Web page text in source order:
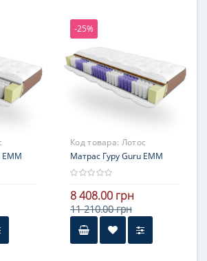
ЕММ
-25%
Код товара: Лотос
Матрас Гуру Guru ЕММ
8 408.00 грн
11 210.00 грн